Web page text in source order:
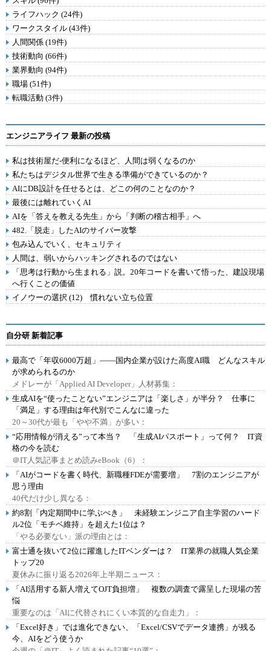
ライフハック (24件)
ワークスタイル (43件)
人間関係 (19件)
技術動向 (66件)
業界動向 (94件)
職場 (51件)
転職活動 (3件)
エンジニアライフ 最新の投稿
私は技術屋だ-便利になるほど、人間は弱くなるのか
私たちはデジタル世界で生きる準備ができているのか？
AIにDB設計を任せるとは、どこの何のことなのか？
最後には離れていくAI
AIを「答えを教える先生」から「判断の稽古相手」へ
482.「脱走」したAIのサイバー攻撃
包み込んでいく、セキュリティ
人間は、弱いからハッキングされるのではない
「思考は行動から生まれる」説。20年コードを書いて悟った、建設現場
へ行くことの価値
イノウーの選択 (12) 慣れない立ち位置
自分研 新着記事
最高で「年収6000万超」――国内企業が設けた高度AI職 どんなスキル
が求められるのか
メドレーが「Applied AI Developer」人材募集：
生成AIを“使ったことない”エンジニアは「楽しさ」が半分？ 仕事に
「満足」する理由は年代別でこんなに違った
20～30代が最も「やや不満」が多い：
“応用情報が消える”って本当？ 「生成AIパスポート」って何？ IT資
格の今を読む
＠IT人気記事まとめ読みeBook（6）：
「AIがコードを書く時代、新職種FDEが需要増」 7割のエンジニアが
思う理由
40代だけ少し異なる：
約8割「内定期間中に学ぶべき」 未経験エンジニア自主学習のハード
ル2位「モチベ維持」を超えた1位は？
「やる必要ない」派の理由とは：
富士通を抜いて2位に躍進したITベンダーは？ IT業界の就職人気企業
トップ20
夏休みに振り返る2026年上半期ニュース：
「AI活用する新人増えてOJT負担増」 複数の調査で露呈した現場の苦
悩
重要なのは「AIに代替されにくい本質的な自走力」：
「Excel好き」では進化できない、「Excel/CSVでデータ連携」が残る
今、AIをどう使うか